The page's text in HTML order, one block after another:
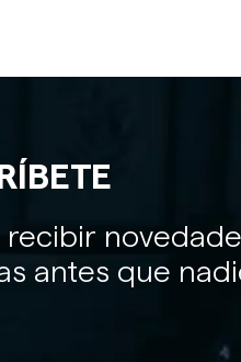
recibir
antes que